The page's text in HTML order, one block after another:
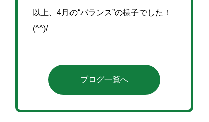
以上、4月の“バランス”の様子でした！
(^^)/
ブログ一覧へ